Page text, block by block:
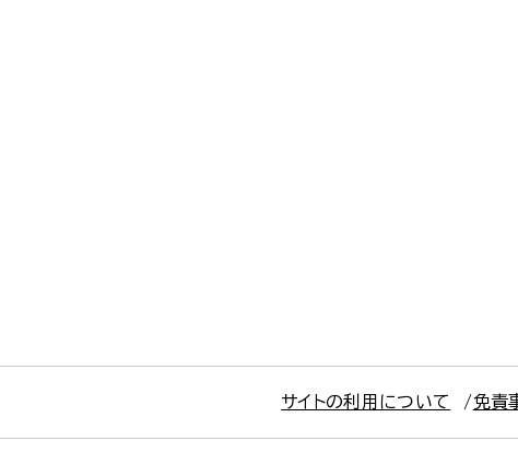
サイトの利用について 免責